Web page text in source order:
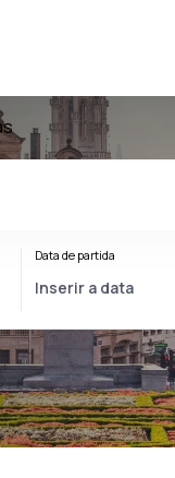
Data de partida